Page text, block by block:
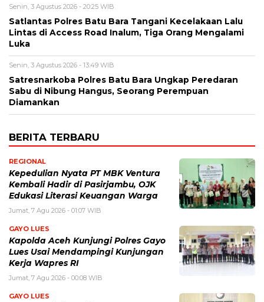
Senin, 3 Agustus 2026 - 20:25 WIB
Satlantas Polres Batu Bara Tangani Kecelakaan Lalu
Lintas di Access Road Inalum, Tiga Orang Mengalami
Luka
Senin, 3 Agustus 2026 - 13:49 WIB
Satresnarkoba Polres Batu Bara Ungkap Peredaran
Sabu di Nibung Hangus, Seorang Perempuan
Diamankan
BERITA TERBARU
REGIONAL
Kepedulian Nyata PT MBK Ventura
Kembali Hadir di Pasirjambu, OJK
Edukasi Literasi Keuangan Warga
Jumat, 7 Agu 2026 - 01:07 WIB
GAYO LUES
Kapolda Aceh Kunjungi Polres Gayo
Lues Usai Mendampingi Kunjungan
Kerja Wapres RI
Jumat, 7 Agu 2026 - 00:08 WIB
GAYO LUES